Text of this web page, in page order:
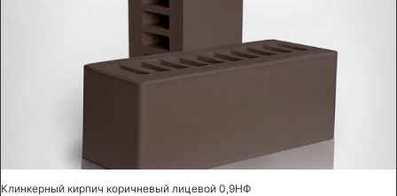
Клинкерный кирпич коричневый лицевой 0,9НФ